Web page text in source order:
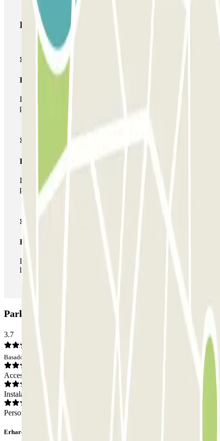
Productos de Parclick
Pase básico
Durante tu estancia podrás entrar y salir una única vez al
parking
Pase multiparking
Durante tu estancia podrás hacer uso de toda la red de
parkings de este operador disponibles en Parclick.
Pase ilimitado
Durante tu estancia podrás entrar y salir del parking todas
las veces que quieras.
Parking ParkBee Augustijnendreef: Opiniones
3.7
Basado en 4 opiniones
Acceso
Instalaciones
Personal
Erhard